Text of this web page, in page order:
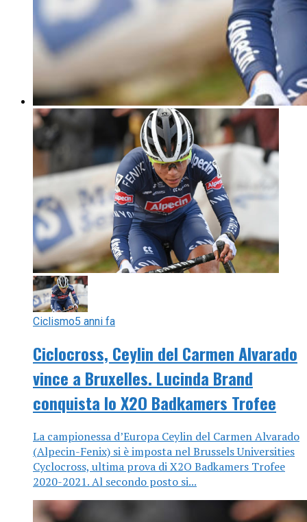
Ciclismo5 anni fa
Ciclocross, Ceylin del Carmen Alvarado
vince a Bruxelles. Lucinda Brand
conquista lo X2O Badkamers Trofee
La campionessa d’Europa Ceylin del Carmen Alvarado
(Alpecin-Fenix) si è imposta nel Brussels Universities
Cyclocross, ultima prova di X2O Badkamers Trofee
2020-2021. Al secondo posto si...